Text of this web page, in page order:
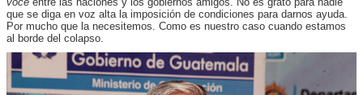
que se diga en voz alta la imposición de condiciones para darnos ayuda.
Por mucho que la necesitemos. Como es nuestro caso cuando estamos
al borde del colapso.